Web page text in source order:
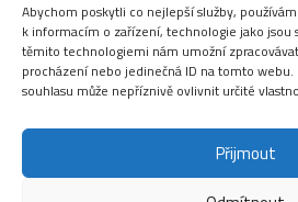
Abychom poskytli co nejlepší služby,
k informacím o zařízení, technologie jako jsou
těmito technologiemi nám umožní
procházení nebo jedinečná ID na tomto
souhlasu může nepříznivě ovlivnit určité
Přijmout